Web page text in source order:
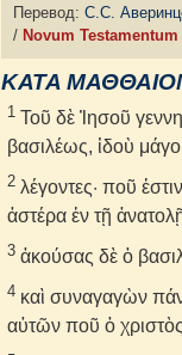
Перевод: С.С.
/ Novum Testamentum
ΚΑΤΑ
1 Τοῦ δὲ Ἰησοῦ
βασιλέως, ἰδοὺ
2 λέγοντες· ποῦ
ἀστέρα ἐν τῇ
3 ἀκούσας δὲ ὁ
4 καὶ συναγαγὼν
αὐτῶν ποῦ ὁ χριστὸς